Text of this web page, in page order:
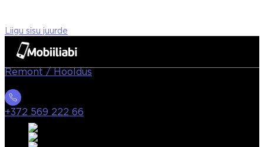
Liigu sisu juurde
Remont / Hooldus
+372 569 222 66